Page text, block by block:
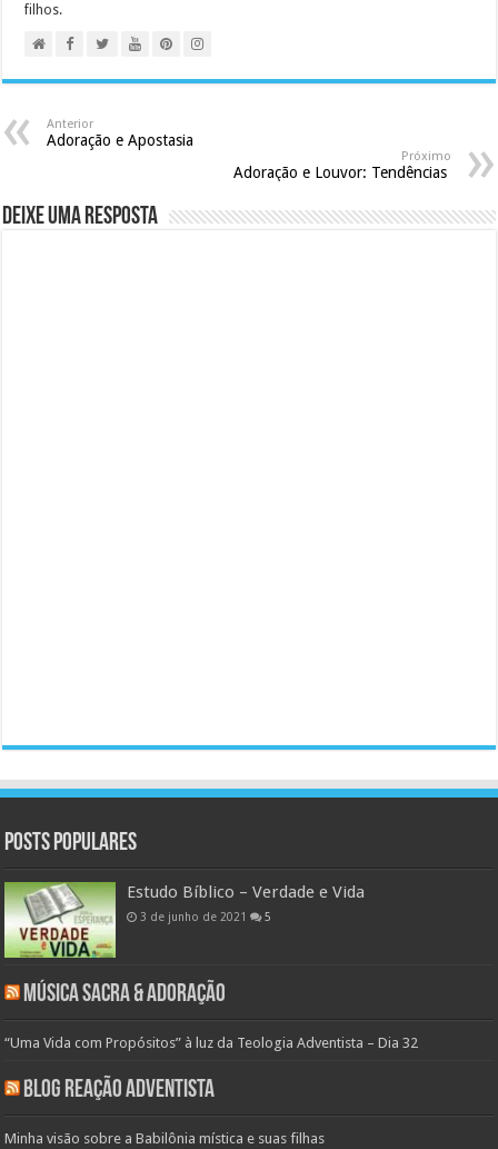
filhos.
Anterior
Adoração e Apostasia
Próximo
Adoração e Louvor: Tendências
Deixe uma resposta
Posts populares
Estudo Bíblico – Verdade e Vida
3 de junho de 2021 5
Música Sacra & Adoração
“Uma Vida com Propósitos” à luz da Teologia Adventista – Dia 32
Blog Reação Adventista
Minha visão sobre a Babilônia mística e suas filhas